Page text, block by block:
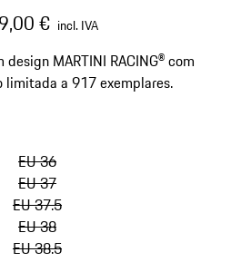
€ incl. IVA
design MARTINI RACING® com
limitada a 917 exemplares.
EU 36
EU 37
EU 37.5
EU 38
EU 38.5